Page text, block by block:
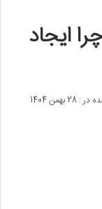
ایجاد
بهمن 1404